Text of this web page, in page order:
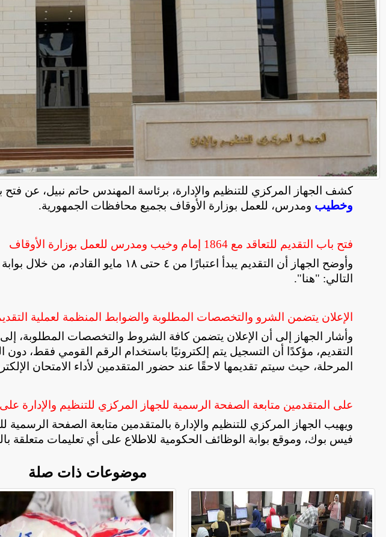
كشف الجهاز المركزي للتنظيم والإدارة، برئاسة المهندس حاتم نبيل، عن فتح باب
وخطيب ومدرس، للعمل بوزارة الأوقاف بجميع محافظات الجمهورية.
فتح باب التقديم للتعاقد مع 1864 إمام وخيب ومدرس للعمل بوزارة الأوقاف
وأوضح الجهاز أن التقديم يبدأ اعتبارًا من ٤
التالي: "هنا".
الإعلان يتضمن الشرو والتخصصات المطلوبة والضوابط المنظمة لعملية
وأشار الجهاز إلى أن الإعلان يتضمن كافة الشروط والتخصصات المطلوبة،
التقديم، مؤكدًا أن التسجيل يتم إلكترونيًا باستخدام الرقم القومي فقط،
المرحلة، حيث سيتم تقديمها لاحقًا عند حضور المتقدمين لأداء الامتحان
على المتقدمين متابعة الصفحة الرسمية للجهاز المركزي للتنظيم والإدارة
ويهيب الجهاز المركزي للتنظيم والإدارة بالمتقدمين متابعة الصفحة
فيس بوك، وموقع بوابة الوظائف الحكومية للاطلاع على أي تعليمات متعلقة
موضوعات ذات صلة